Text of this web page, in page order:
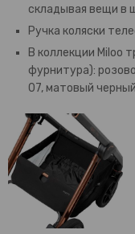
складывая вещи в
Ручка коляски
В коллекции Miloo
фурнитура):
07, матовый